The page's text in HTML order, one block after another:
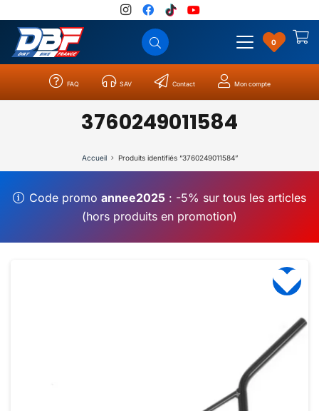
0
FAQ SAV Contact Mon compte
3760249011584
Accueil Produits identifiés “3760249011584”
Code promo annee2025: -5% sur tous les articles
(hors produits en promotion)
Catégories Résultats